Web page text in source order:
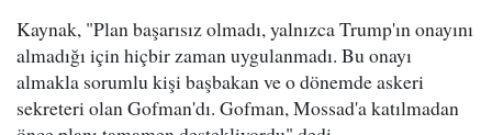
Kaynak, "Plan başarısız olmadı, yalnızca Trump'ın onayını
almadığı için hiçbir zaman uygulanmadı. Bu onayı
almakla sorumlu kişi başbakan ve o dönemde askeri
sekreteri olan Gofman'dı. Gofman, Mossad'a katılmadan